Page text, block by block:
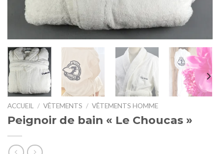
ACCUEIL / VÊTEMENTS / VÊTEMENTS HOMME
Peignoir de bain « Le Choucas »